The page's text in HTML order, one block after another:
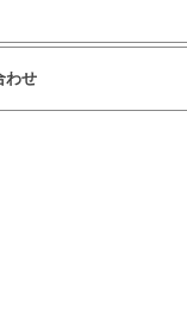
わせ